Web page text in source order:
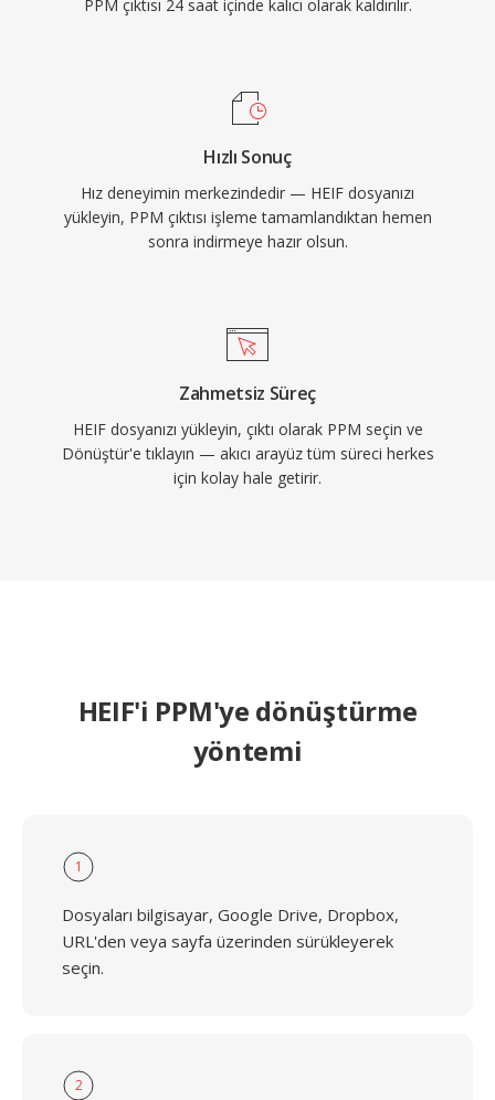
PPM çıktısı 24 saat içinde kalıcı olarak kaldırılır.
Hızlı Sonuç
Hız deneyimin merkezindedir — HEIF dosyanızı
yükleyin, PPM çıktısı işleme tamamlandıktan hemen
sonra indirmeye hazır olsun.
Zahmetsiz Süreç
HEIF dosyanızı yükleyin, çıktı olarak PPM seçin ve
Dönüştür'e tıklayın — akıcı arayüz tüm süreci herkes
için kolay hale getirir.
HEIF'i PPM'ye dönüştürme
yöntemi
1
Dosyaları bilgisayar, Google Drive, Dropbox,
URL'den veya sayfa üzerinden sürükleyerek
seçin.
2